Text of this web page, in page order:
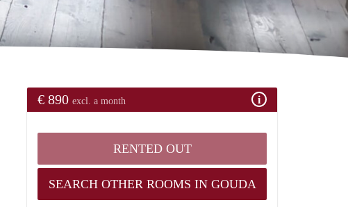
€ 890 excl. a month
RENTED OUT
SEARCH OTHER ROOMS IN GOUDA